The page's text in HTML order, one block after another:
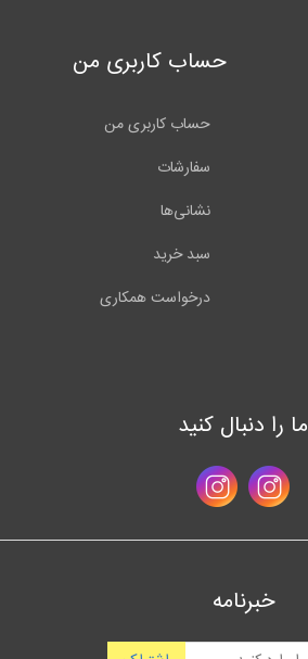
حساب کاربری من
حساب کاربری من
سفارشات
نشانی‌ها
سبد خرید
درخواست همکاری
ما را دنبال کنید
خبرنامه